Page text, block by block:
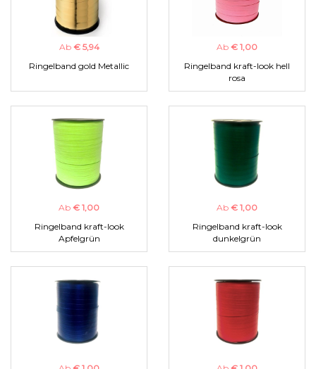
Ab € 5,94
Ringelband gold Metallic
Ab € 1,00
Ringelband kraft-look hell
rosa
Ab € 1,00
Ringelband kraft-look
Apfelgrün
Ab € 1,00
Ringelband kraft-look
dunkelgrün